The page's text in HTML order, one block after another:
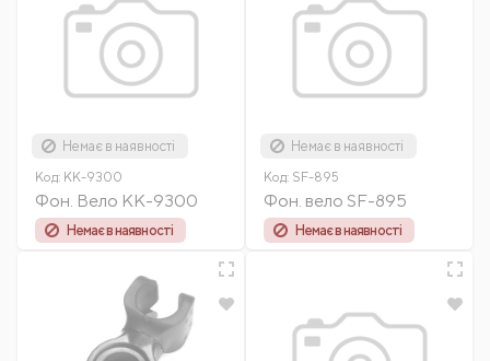
Немає в наявності
Код: KK-9300
Фон. Вело КК-9300
Немає в наявності
Немає в наявності
Код: SF-895
Фон. вело SF-895
Немає в наявності